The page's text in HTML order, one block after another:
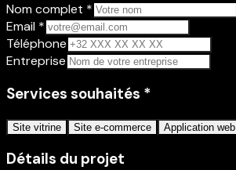
Nom complet *
Email *
Téléphone
Entreprise
Services souhaités *
Site vitrine Site e-commerce Application web
Détails du projet